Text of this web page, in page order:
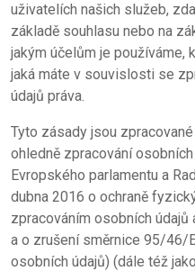
uživatelích našich služeb,
základě souhlasu nebo na
jakým účelům je používáme,
jaká máte v souvislosti se
údajů práva.
Tyto zásady jsou
ohledně zpracování
Evropského parlamentu a
dubna 2016 o ochraně
zpracováním osobních údajů
a o zrušení směrnice 95/46/
osobních údajů) (dále též